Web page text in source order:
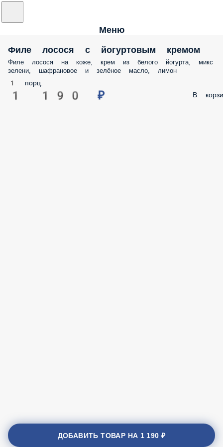
Меню
Филе лосося с йогуртовым кремом
Филе лосося на коже, крем из белого йогурта, микс
зелени, шафрановое и зелёное масло, лимон
1 порц.
1 190 ₽ В
ДОБАВИТЬ ТОВАР НА 1 190 ₽